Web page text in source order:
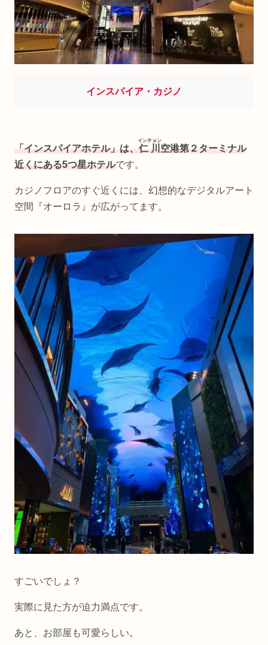
インスパイア・カジノ
「インスパイアホテル」は、仁川
インチョン
空港第２ターミナル
近くにある5つ星ホテルです。
カジノフロアのすぐ近くには、幻想的なデジタルアート
空間『オーロラ』が広がってます。
すごいでしょ？
実際に見た方が迫力満点です。
あと、お部屋も可愛らしい。